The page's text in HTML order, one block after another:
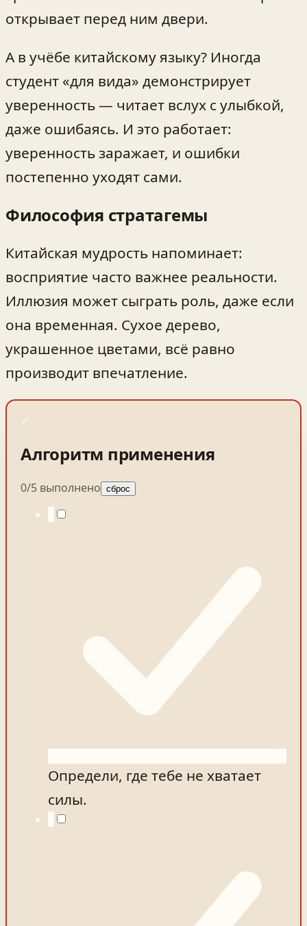
открывает перед ним двери.
А в учёбе китайскому языку? Иногда
студент «для вида» демонстрирует
уверенность — читает вслух с улыбкой,
даже ошибаясь. И это работает:
уверенность заражает, и ошибки
постепенно уходят сами.
Философия стратагемы
Китайская мудрость напоминает:
восприятие часто важнее реальности.
Иллюзия может сыграть роль, даже если
она временная. Сухое дерево,
украшенное цветами, всё равно
производит впечатление.
✓
Алгоритм применения
0/5 выполнено сброс
Определи, где тебе не хватает
силы.